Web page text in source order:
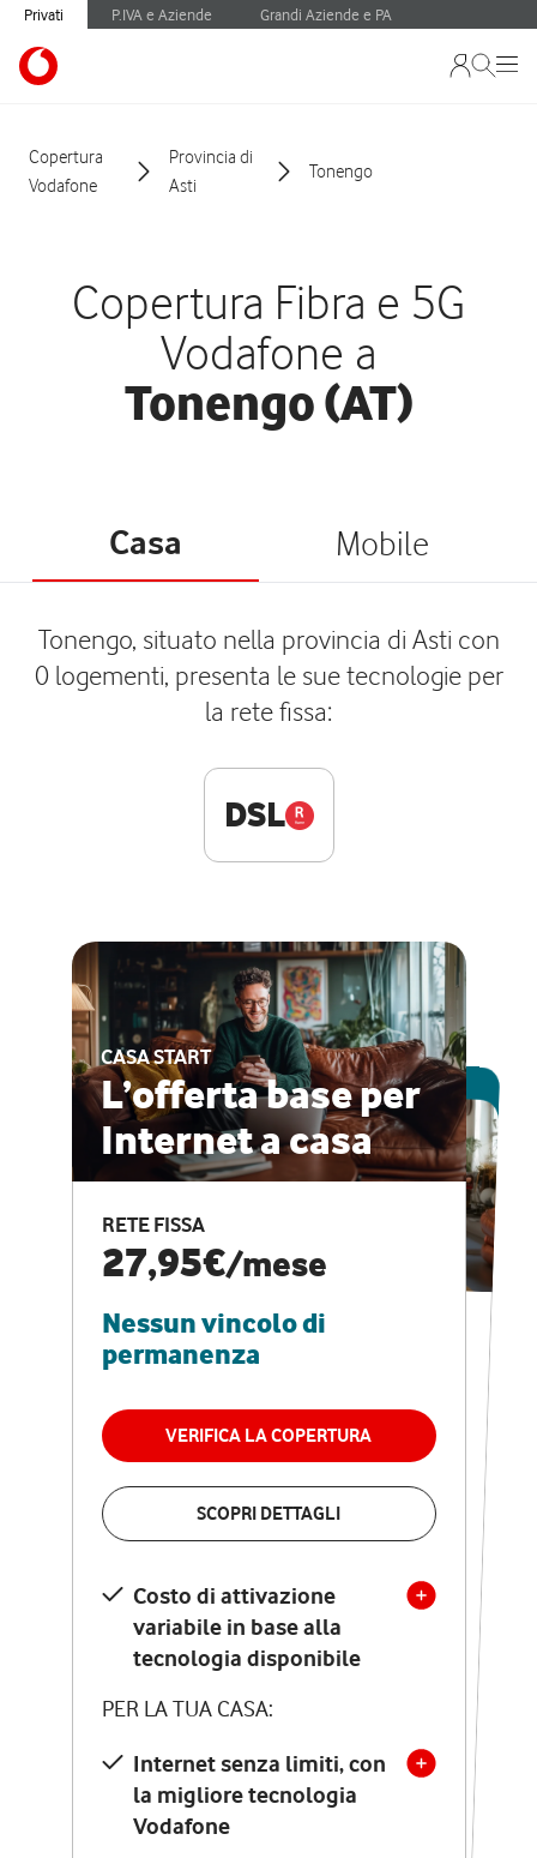
Privati P.IVA e Aziende Grandi Aziende e PA
Copertura
Vodafone
Provincia di
Asti
Tonengo
Copertura Fibra e 5G
Vodafone a
Tonengo (AT)
Casa Mobile
Tonengo, situato nella provincia di Asti con
0 logementi, presenta le sue tecnologie per
la rete fissa:
DSL
CASA START
L’offerta base per
Internet a casa
RETE FISSA
27,95€/mese
Nessun vincolo di
permanenza
VERIFICA LA COPERTURA
SCOPRI DETTAGLI
Costo di attivazione
variabile in base alla
tecnologia disponibile
PER LA TUA CASA:
Internet senza limiti, con
la migliore tecnologia
Vodafone
ESCLUSIVA ONLINE
CASA PRO
Internet veloce e
vantaggi speciali
RETE FISSA + VODAFONE CLUB
29,95€
permanenza
VERIFICA LA COPERTURA
Costo di attivazione
variabile in base alla
tecnologia disponibile
PER LA TUA CASA:
Internet senza limiti, con
la migliore tecnologia
Vodafone
Modem Seven con Wi-Fi 7